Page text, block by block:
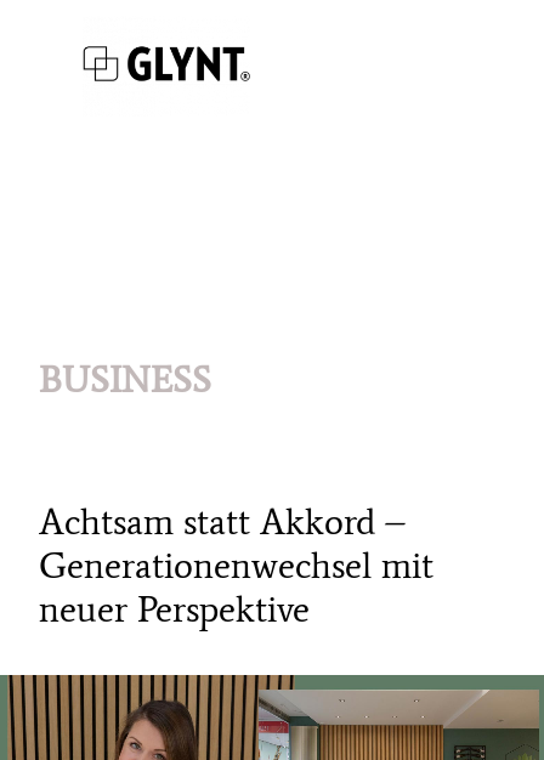
BUSINESS
Achtsam statt Akkord –
Generationenwechsel mit
neuer Perspektive